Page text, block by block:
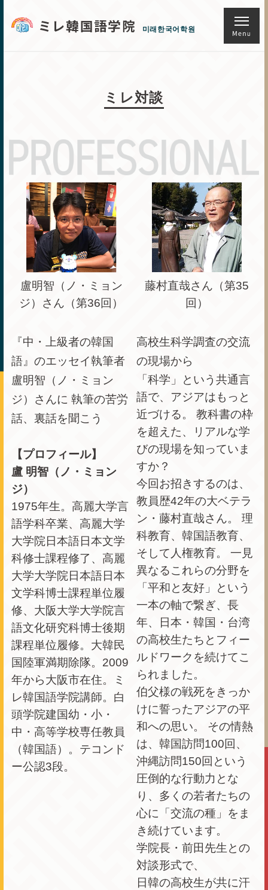
ミレ韓国語学院 미래한국어학원
ミレ対談
盧明智（ノ・ミョン
ジ）さん（第36回）
『中・上級者の韓国
語』のエッセイ執筆者
盧明智（ノ・ミョン
ジ）さんに 執筆の苦労
話、裏話を聞こう
【プロフィール】
盧 明智（ノ・ミョン
ジ）
1975年生。高麗大学言
語学科卒業、高麗大学
大学院日本語日本文学
科修士課程修了、高麗
大学大学院日本語日本
文学科博士課程単位履
修、大阪大学大学院言
語文化研究科博士後期
課程単位履修。大韓民
国陸軍満期除隊。2009
年から大阪市在住。ミ
レ韓国語学院講師。白
頭学院建国幼・小・
中・高等学校専任教員
（韓国語）。テコンド
ー公認3段。
藤村直哉さん（第35
回）
高校生科学調査の交流
の現場から
「科学」という共通言
語で、アジアはもっと
近づける。 教科書の枠
を超えた、リアルな学
びの現場を知っていま
すか？
今回お招きするのは、
教員歴42年の大ベテラ
ン・藤村直哉さん。 理
科教育、韓国語教育、
そして人権教育。 一見
異なるこれらの分野を
「平和と友好」という
一本の軸で繋ぎ、長
年、日本・韓国・台湾
の高校生たちとフィー
ルドワークを続けてこ
られました。
伯父様の戦死をきっか
けに誓ったアジアの平
和への思い。 その情熱
は、韓国訪問100回、
沖縄訪問150回という
圧倒的な行動力とな
り、多くの若者たちの
心に「交流の種」をま
き続けています。
学院長・前田先生との
対談形式で、
日韓の高校生が共に汗